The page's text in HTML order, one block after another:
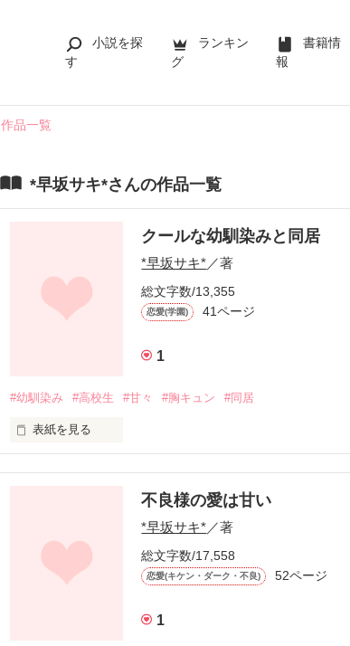
小説を探
す
ランキン
グ
書籍情
報
作品一覧
*早坂サキ*さんの作品一覧
クールな幼馴染みと同居
*早坂サキ*／著
総文字数/13,355
恋愛(学園) 41ページ
1
#幼馴染み #高校生 #甘々 #胸キュン #同居
表紙を見る
クールでカッコいいと学年、いや学校一人気者で。
不良様の愛は甘い
*早坂サキ*／著
総文字数/17,558
恋愛(キケン・ダーク・不良) 52ページ
1